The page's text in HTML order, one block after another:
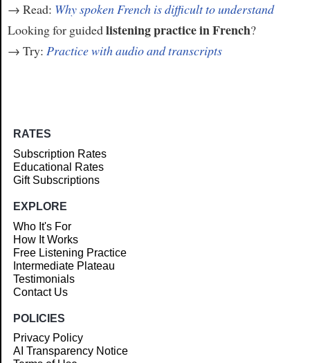
→ Read: Why spoken French is difficult to understand
Looking for guidedlistening practice in French?
→ Try: Practice with audio and transcripts
RATES
Subscription Rates
Educational Rates
Gift Subscriptions
EXPLORE
Who It's For
How It Works
Free Listening Practice
Intermediate Plateau
Testimonials
Contact Us
POLICIES
Privacy Policy
AI Transparency Notice